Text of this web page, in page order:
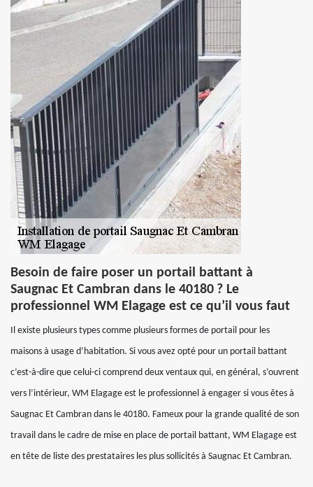
Besoin de faire poser un portail battant à
Saugnac Et Cambran dans le 40180 ? Le
professionnel WM Elagage est ce qu’il vous faut
Il existe plusieurs types comme plusieurs formes de portail pour les
maisons à usage d’habitation. Si vous avez opté pour un portail battant
c’est-à-dire que celui-ci comprend deux ventaux qui, en général, s’ouvrent
vers l’intérieur, WM Elagage est le professionnel à engager si vous êtes à
Saugnac Et Cambran dans le 40180. Fameux pour la grande qualité de son
travail dans le cadre de mise en place de portail battant, WM Elagage est
en tête de liste des prestataires les plus sollicités à Saugnac Et Cambran.